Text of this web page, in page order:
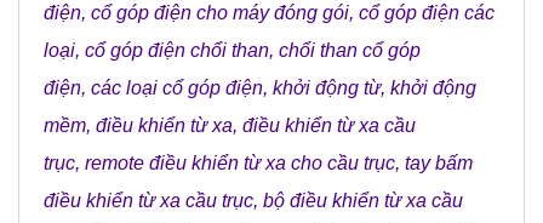
điện, cổ góp điện cho máy đóng gói, cổ góp điện các
loại, cổ góp điện chổi than, chổi than cổ góp
điện, các loại cổ góp điện, khởi động từ, khởi động
mềm, điều khiển từ xa, điều khiển từ xa cầu
trục, remote điều khiển từ xa cho cầu trục, tay bấm
điều khiển từ xa cầu trục, bộ điều khiển từ xa cầu